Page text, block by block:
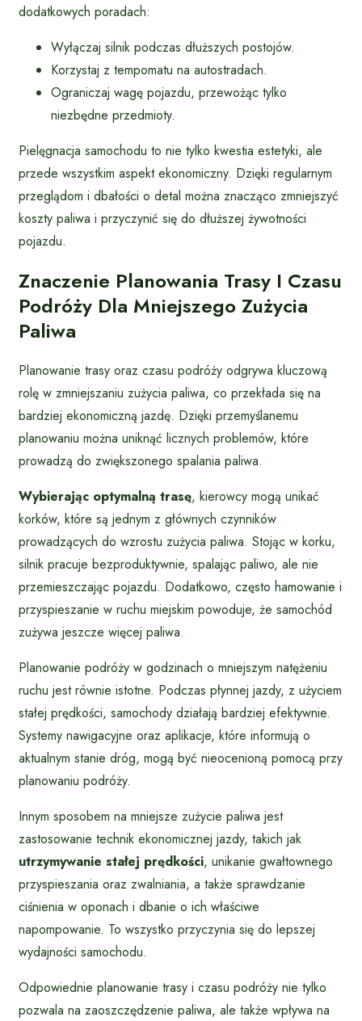
dodatkowych poradach:
Wyłączaj silnik podczas dłuższych postojów.
Korzystaj z tempomatu na autostradach.
Ograniczaj wagę pojazdu, przewożąc tylko
niezbędne przedmioty.
Pielęgnacja samochodu to nie tylko kwestia estetyki, ale
przede wszystkim aspekt ekonomiczny. Dzięki regularnym
przeglądom i dbałości o detal można znacząco zmniejszyć
koszty paliwa i przyczynić się do dłuższej żywotności
pojazdu.
Znaczenie Planowania Trasy I Czasu
Podróży Dla Mniejszego Zużycia
Paliwa
Planowanie trasy oraz czasu podróży odgrywa kluczową
rolę w zmniejszaniu zużycia paliwa, co przekłada się na
bardziej ekonomiczną jazdę. Dzięki przemyślanemu
planowaniu można uniknąć licznych problemów, które
prowadzą do zwiększonego spalania paliwa.
Wybierając optymalną trasę, kierowcy mogą unikać
korków, które są jednym z głównych czynników
prowadzących do wzrostu zużycia paliwa. Stojąc w korku,
silnik pracuje bezproduktywnie, spalając paliwo, ale nie
przemieszczając pojazdu. Dodatkowo, często hamowanie i
przyspieszanie w ruchu miejskim powoduje, że samochód
zużywa jeszcze więcej paliwa.
Planowanie podróży w godzinach o mniejszym natężeniu
ruchu jest równie istotne. Podczas płynnej jazdy, z użyciem
stałej prędkości, samochody działają bardziej efektywnie.
Systemy nawigacyjne oraz aplikacje, które informują o
aktualnym stanie dróg, mogą być nieocenioną pomocą przy
planowaniu podróży.
Innym sposobem na mniejsze zużycie paliwa jest
zastosowanie technik ekonomicznej jazdy, takich jak
utrzymywanie stałej prędkości, unikanie gwałtownego
przyspieszania oraz zwalniania, a także sprawdzanie
ciśnienia w oponach i dbanie o ich właściwe
napompowanie. To wszystko przyczynia się do lepszej
wydajności samochodu.
Odpowiednie planowanie trasy i czasu podróży nie tylko
pozwala na zaoszczędzenie paliwa, ale także wpływa na